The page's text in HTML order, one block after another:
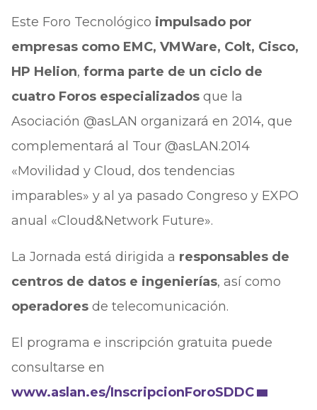
Este Foro Tecnológico impulsado por
empresas como EMC, VMWare, Colt, Cisco,
HP Helion, forma parte de un ciclo de
cuatro Foros especializados que la
Asociación @asLAN organizará en 2014, que
complementará al Tour @asLAN.2014
«Movilidad y Cloud, dos tendencias
imparables» y al ya pasado Congreso y EXPO
anual «Cloud&Network Future».
La Jornada está dirigida a responsables de
centros de datos e ingenierías, así como
operadores de telecomunicación.
El programa e inscripción gratuita puede
consultarse en
www.aslan.es/InscripcionForoSDDC